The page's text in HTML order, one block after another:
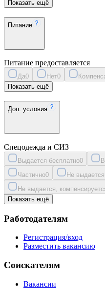
Показать ещё
Питание
Питание предоставляется
Да0 Нет0
Показать ещё
Доп. условия
Спецодежда и СИЗ
Выдается бесплатно0
Частично0 Не
Не выдается,
Показать ещё
Работодателям
Регистрация/вход
Разместить вакансию
Соискателям
Вакансии